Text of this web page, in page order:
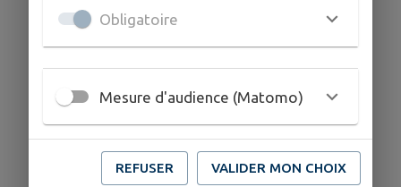
avec terrasse ombragée. (leçon
d'apprentissage de natation et water-polo)
- 1 grand bassin de 25 x 12,5 m (prof=1,30 à
- 1 bassin d'apprentissage de 8 x 12,5 m
(prof=0 à 1,20 m)
Obligatoire
Mesure d'audience (Matomo)
REFUSER VALIDER MON CHOIX